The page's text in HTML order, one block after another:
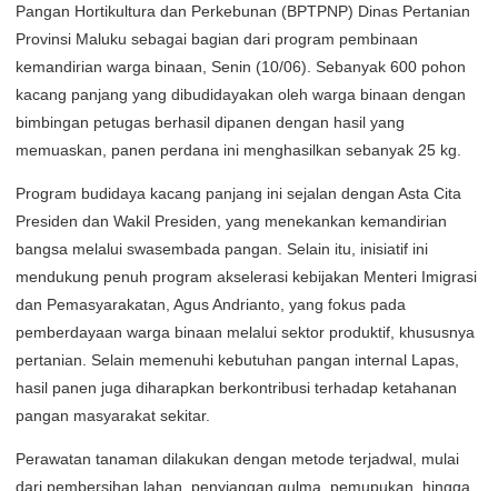
Pangan Hortikultura dan Perkebunan (BPTPNP) Dinas Pertanian
Provinsi Maluku sebagai bagian dari program pembinaan
kemandirian warga binaan, Senin (10/06). Sebanyak 600 pohon
kacang panjang yang dibudidayakan oleh warga binaan dengan
bimbingan petugas berhasil dipanen dengan hasil yang
memuaskan, panen perdana ini menghasilkan sebanyak 25 kg.
Program budidaya kacang panjang ini sejalan dengan Asta Cita
Presiden dan Wakil Presiden, yang menekankan kemandirian
bangsa melalui swasembada pangan. Selain itu, inisiatif ini
mendukung penuh program akselerasi kebijakan Menteri Imigrasi
dan Pemasyarakatan, Agus Andrianto, yang fokus pada
pemberdayaan warga binaan melalui sektor produktif, khususnya
pertanian. Selain memenuhi kebutuhan pangan internal Lapas,
hasil panen juga diharapkan berkontribusi terhadap ketahanan
pangan masyarakat sekitar.
Perawatan tanaman dilakukan dengan metode terjadwal, mulai
dari pembersihan lahan, penyiangan gulma, pemupukan, hingga